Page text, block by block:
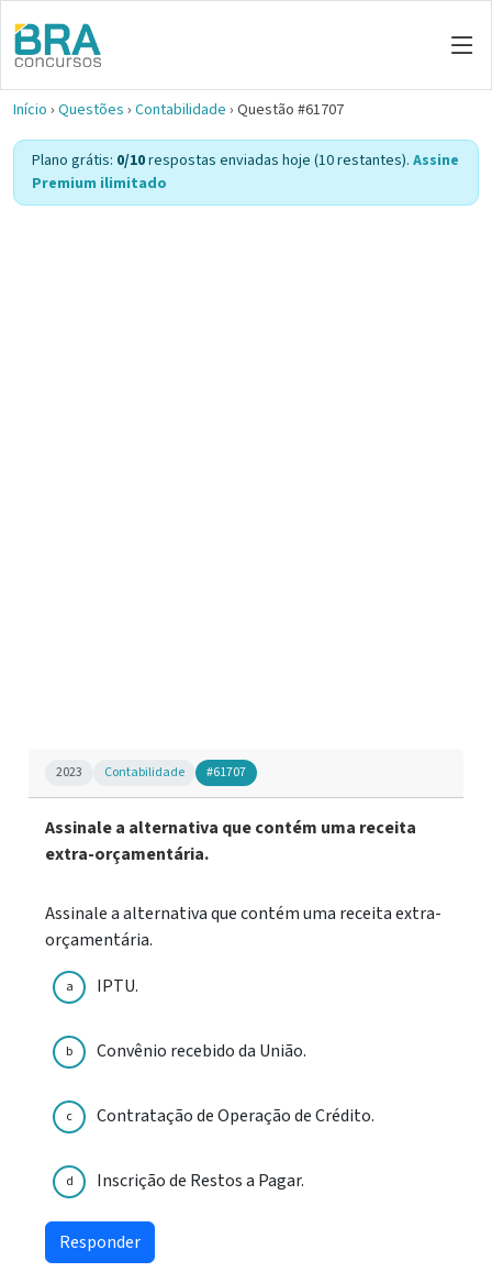
Início › Questões › Contabilidade › Questão #61707
Plano grátis: 0/10respostas enviadas hoje (10 restantes). Assine
Premium ilimitado
2023 Contabilidade #61707
Assinale a alternativa que contém uma receita
extra-orçamentária.
Assinale a alternativa que contém uma receita extra-
orçamentária.
a IPTU.
b Convênio recebido da União.
c Contratação de Operação de Crédito.
d Inscrição de Restos a Pagar.